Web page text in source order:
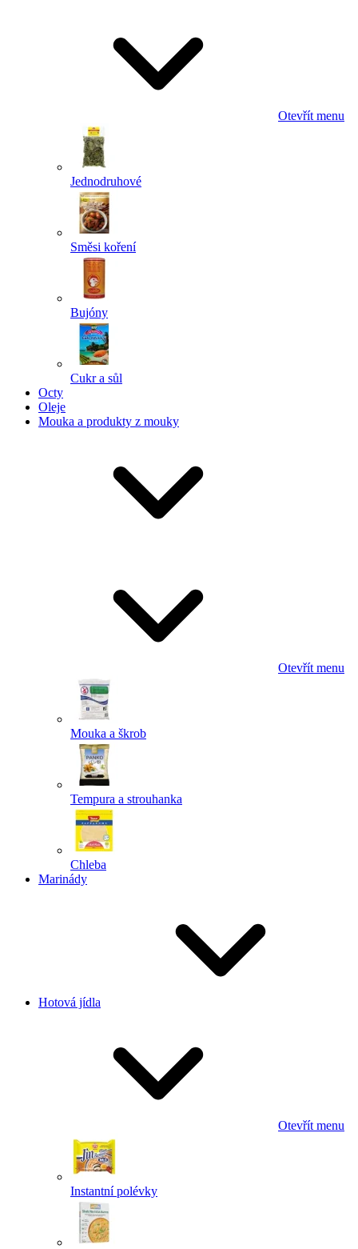
Otevřít menu
Jednodruhové
Směsi koření
Bujóny
Cukr a sůl
Octy
Oleje
Mouka a produkty z mouky
Otevřít menu
Mouka a škrob
Tempura a strouhanka
Chleba
Marinády
Hotová jídla
Otevřít menu
Instantní polévky
Powered by chaterimo